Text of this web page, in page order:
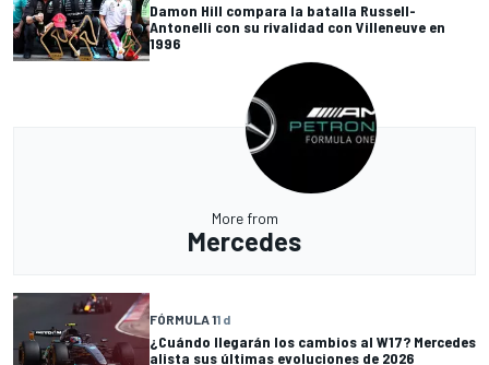
Damon Hill compara la batalla Russell-
Antonelli con su rivalidad con Villeneuve en
1996
More from
Mercedes
FÓRMULA 11 d
¿Cuándo llegarán los cambios al W17? Mercedes
alista sus últimas evoluciones de 2026